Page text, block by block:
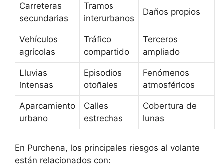
Carreteras
secundarias
Tramos
interurbanos
Daños propios
Vehículos
agrícolas
Tráfico
compartido
Terceros
ampliado
Lluvias
intensas
Episodios
otoñales
Fenómenos
atmosféricos
Aparcamiento
urbano
Calles
estrechas
Cobertura de
lunas
En Purchena, los principales riesgos al volante
están relacionados con: